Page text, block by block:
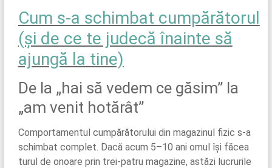
Cum s-a schimbat cumpărătorul
(și de ce te judecă înainte să
ajungă la tine)
De la „hai să vedem ce găsim” la
„am venit hotărât”
Comportamentul cumpărătorului din magazinul fizic s-a
schimbat complet. Dacă acum 5–10 ani omul își făcea
turul de onoare prin trei-patru magazine, astăzi lucrurile